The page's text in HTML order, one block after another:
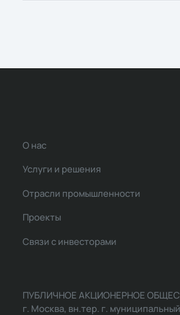
О нас
Услуги и решения
Отрасли промышленности
Проекты
Связи с инвесторами
ПУБЛИЧНОЕ АКЦИОНЕРНОЕ
г. Москва, вн.тер. г.